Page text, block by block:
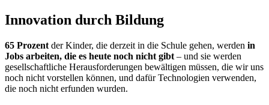
Innovation durch Bildung
65 Prozent der Kinder, die derzeit in die Schule gehen, werden in
Jobs arbeiten, die es heute noch nicht gibt – und sie werden
gesellschaftliche Herausforderungen bewältigen müssen, die wir uns
noch nicht vorstellen können, und dafür Technologien verwenden,
die noch nicht erfunden wurden.